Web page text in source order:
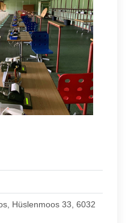
Hüslenmoos 33, 6032